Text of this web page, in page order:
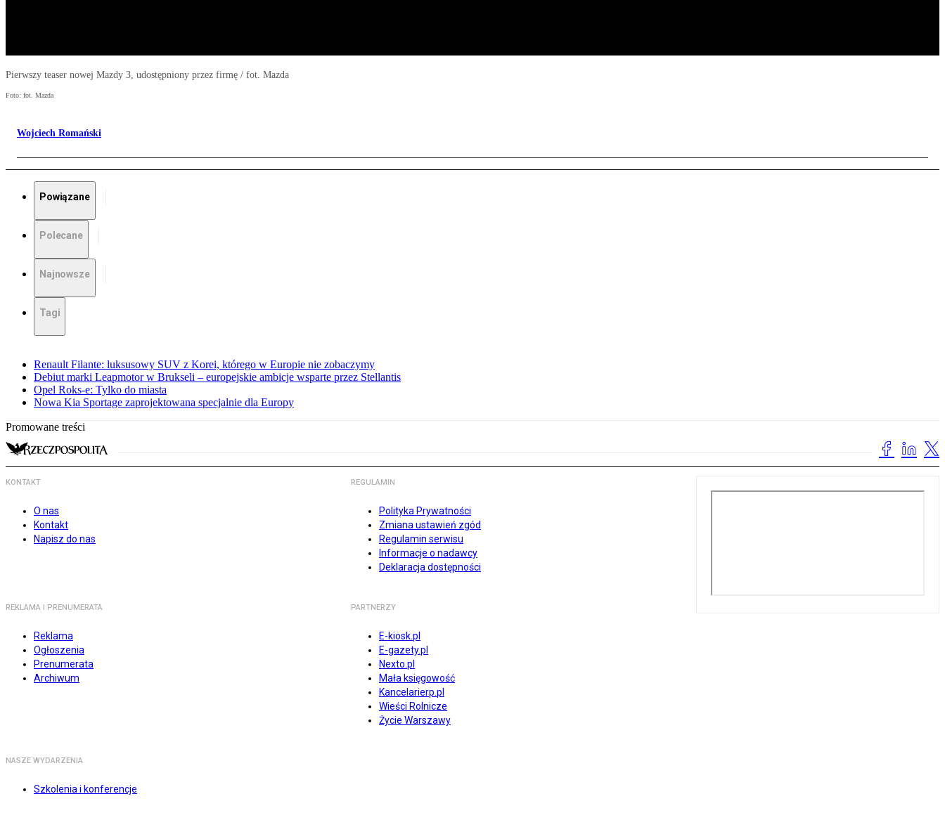
Pierwszy teaser nowej Mazdy 3, udostępniony przez firmę / fot. Mazda
Foto: fot. Mazda
Wojciech Romański
Powiązane
Polecane
Najnowsze
Tagi
Renault Filante: luksusowy SUV z Korei, którego w Europie nie zobaczymy
Debiut marki Leapmotor w Brukseli – europejskie ambicje wsparte przez Stellantis
Opel Roks-e: Tylko do miasta
Nowa Kia Sportage zaprojektowana specjalnie dla Europy
Promowane treści
KONTAKT
O nas
Kontakt
Napisz do nas
REGULAMIN
Polityka Prywatności
Zmiana ustawień zgód
Regulamin serwisu
Informacje o nadawcy
Deklaracja dostępności
REKLAMA I PRENUMERATA
Reklama
Ogłoszenia
Prenumerata
Archiwum
PARTNERZY
E-kiosk.pl
E-gazety.pl
Nexto.pl
Mała księgowość
Kancelarierp.pl
Wieści Rolnicze
Życie Warszawy
NASZE WYDARZENIA
Szkolenia i konferencje